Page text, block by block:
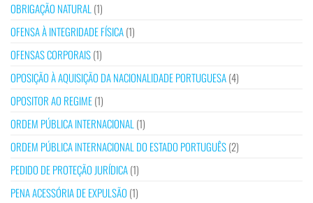
OBRIGAÇÃO NATURAL (1)
OFENSA À INTEGRIDADE FÍSICA(1)
OFENSAS CORPORAIS(1)
OPOSIÇÃO À AQUISIÇÃO DA NACIONALIDADE PORTUGUESA(4)
OPOSITOR AO REGIME(1)
ORDEM PÚBLICA INTERNACIONAL (1)
ORDEM PÚBLICA INTERNACIONAL DO ESTADO PORTUGUÊS(2)
PEDIDO DE PROTEÇÃO JURÍDICA(1)
PENA ACESSÓRIA DE EXPULSÃO (1)